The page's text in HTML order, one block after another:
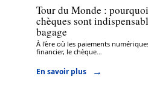
Tour du Monde :
chèques sont
bagage
À l'ère où les paiements
financier, le chèque…
En savoir plus